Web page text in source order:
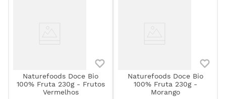
Naturefoods Doce Bio
100% Fruta 230g - Frutos
Vermelhos
Naturefoods Doce Bio
100% Fruta 230g -
Morango